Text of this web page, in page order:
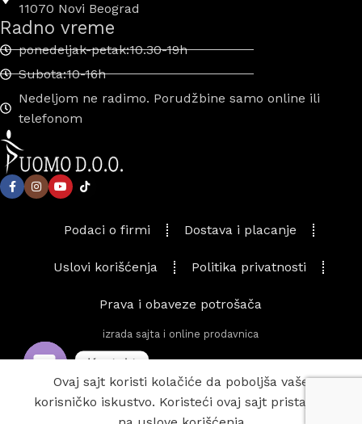
11070 Novi Beograd
Radno vreme
ponedeljak-petak:10.30-19h
Subota:10-16h
Nedeljom ne radimo. Porudžbine samo online ili
telefonom
Podaci o firmi Dostava i placanje
Uslovi korišćenja Politika privatnosti
Prava i obaveze potrošača
izrada sajta i online prodavnica
Ovaj sajt koristi kolačiće da poboljša vaše
korisničko iskustvo. Koristeći ovaj sajt pristajete
Torba
model
2.200рсд
1.800 рсд
Odaberi
opcije
Kupi
odmah
Kontakt
Open